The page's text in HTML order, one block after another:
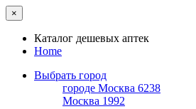
×
Каталог дешевых аптек
Home
Выбрать город
городе Москва 6238
Москва 1992